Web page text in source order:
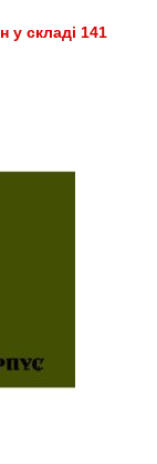
у складі 141